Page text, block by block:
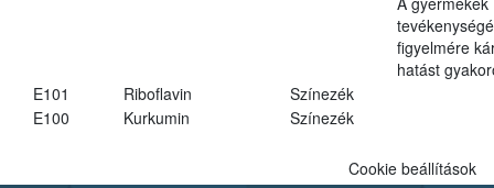
figyelmére
hatást
E101
Riboflavin
Színezék
E100
Kurkumin Színezék
Cookie beállítások